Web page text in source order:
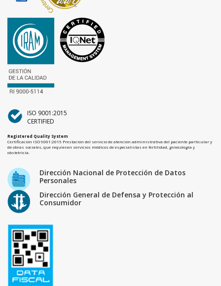
ISO 9001:2015
CERTIFIED
Registered Quality System
Certificación ISO 9001:2015 Prestación del servicio de atención administrativa del paciente particular y
de obras sociales, que requieran servicios médicos de especialistas en fertilidad, ginecología y
obstetricia.
Dirección Nacional de Protección de Datos
Personales
Dirección General de Defensa y Protección al
Consumidor